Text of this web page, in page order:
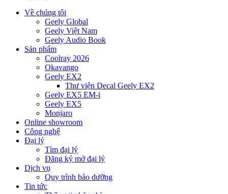
Về chúng tôi
Geely Global
Geely Việt Nam
Geely Audio Book
Sản phẩm
Coolray 2026
Okavango
Geely EX2
Thư viện Decal Geely EX2
Geely EX5 EM-i
Geely EX5
Monjaro
Online showroom
Công nghệ
Đại lý
Tìm đại lý
Đăng ký mở đại lý
Dịch vụ
Quy trình bảo dưỡng
Tin tức